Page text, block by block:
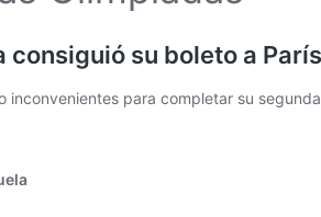
consiguió su boleto a
inconvenientes para completar su